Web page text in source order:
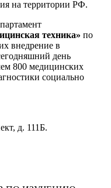
на территории РФ.
техника» по
внедрение в
день
800 медицинских
социально
д. 111Б.